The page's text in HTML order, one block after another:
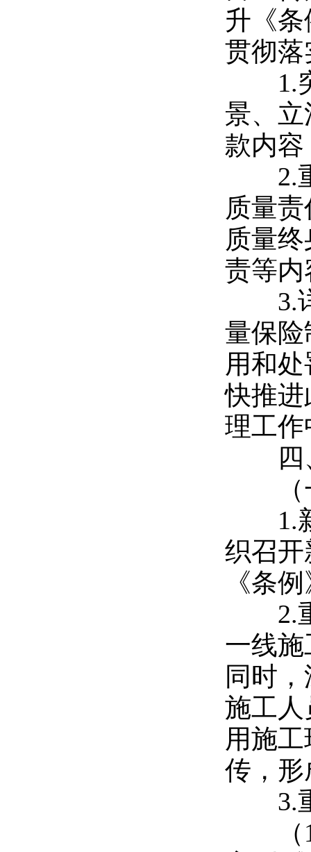
升《
贯彻落
1.
景、
款内
2.
质量
质量
责等
3.
量保
用和
快推
理工作
四、
（一
1.
织召
《条
2.
一线
同时
施工
用施
传，
3.
（